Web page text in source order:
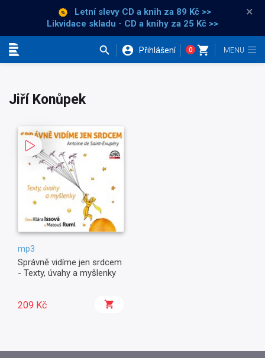
Letní slevy CD a knih za 89 Kč >>
Likvidace skladu - CD a knihy za 25 Kč >>
×
Přihlášení 0
Jiří Konůpek
mp3
Správně vidíme jen srdcem
- Texty, úvahy a myšlenky
209 Kč